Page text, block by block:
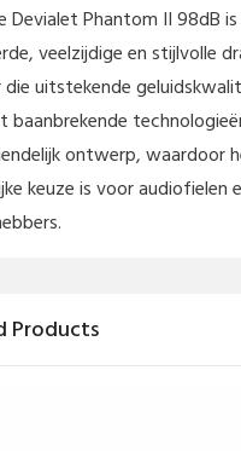
Devialet Phantom II 98dB is
veelzijdige en stijlvolle
die uitstekende
baanbrekende
ontwerp, waardoor
keuze is voor audiofielen
Products